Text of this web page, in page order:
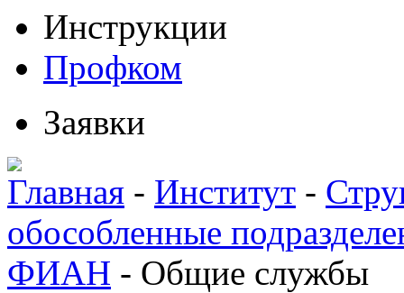
Инструкции
Профком
Заявки
Главная - Институт -
обособленные
ФИАН - Общие службы